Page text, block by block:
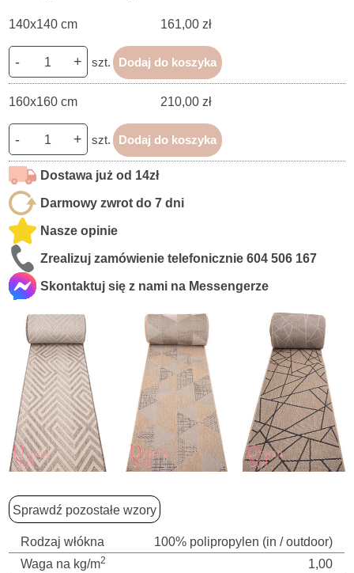
140x140 cm 161,00 zł
- + szt. Dodaj do koszyka
160x160 cm 210,00 zł
- + szt. Dodaj do koszyka
Dostawa już od 14zł
Darmowy zwrot do 7 dni
Nasze opinie
Zrealizuj zamówienie telefonicznie604 506 167
Skontaktuj się z nami na Messengerze
Sprawdź pozostałe wzory
Rodzaj włókna
100% polipropylen (in / outdoor)
Waga na kg/m2
1,00